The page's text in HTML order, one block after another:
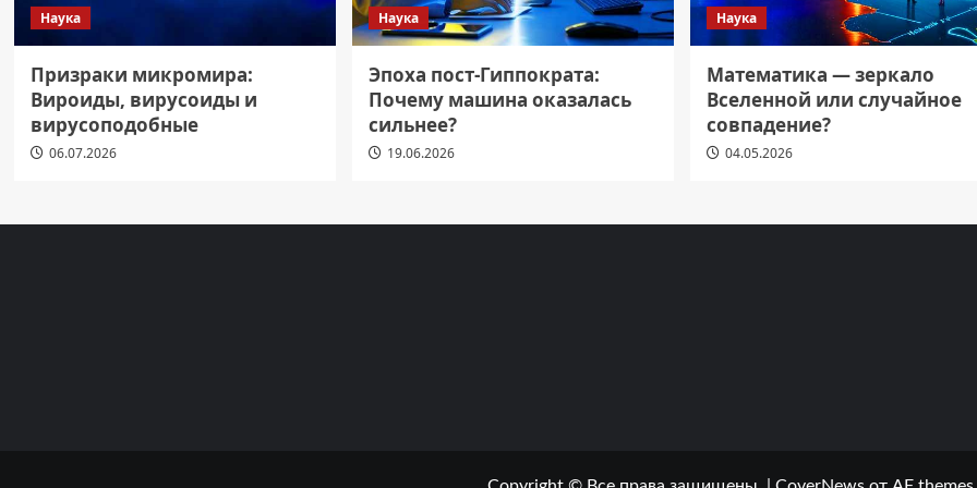
Наука
Призраки микромира:
Вироиды, вирусоиды и
вирусоподобные
06.07.2026
Наука
Эпоха пост-Гиппократа:
Почему машина оказалась
сильнее?
19.06.2026
Наука
Математика — зеркало
Вселенной или случайное
совпадение?
04.05.2026